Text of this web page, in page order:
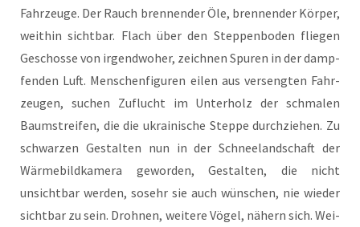
Fahr­zeu­ge. Der Rauch bren­nen­der Öle, bren­nen­der Kör­per,
weit­hin sicht­bar. Flach über den Step­pen­bo­den flie­gen
Geschos­se von irgend­wo­her, zeich­nen Spu­ren in der damp­
fen­den Luft. Men­schen­fi­gu­ren eilen aus ver­seng­ten Fahr­
zeu­gen, suchen Zuflucht im Unter­holz der schma­len
Baum­strei­fen, die die ukrai­ni­sche Step­pe durch­zie­hen. Zu
schwar­zen Gestal­ten nun in der Schnee­land­schaft der
Wär­me­bild­ka­me­ra gewor­den, Gestal­ten, die nicht
unsicht­bar wer­den, sosehr sie auch wün­schen, nie wie­der
sicht­bar zu sein. Droh­nen, wei­te­re Vögel, nähern sich. Wei­